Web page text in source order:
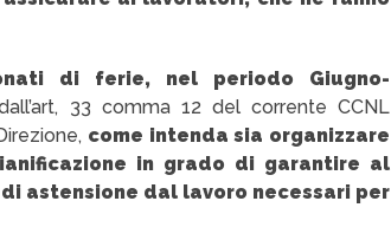
di ferie, nel periodo Giugno-
33 comma 12 del corrente CCNL
come intenda sia organizzare
in grado di garantire al
astensione dal lavoro necessari per